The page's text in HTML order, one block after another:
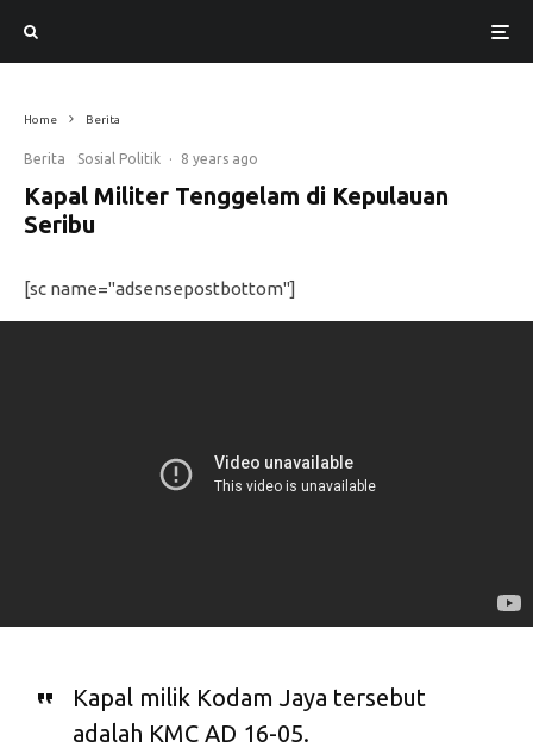
Home Berita
Berita Sosial Politik · 8 years ago
Kapal Militer Tenggelam di Kepulauan
Seribu
[sc name="adsensepostbottom"]
Kapal milik Kodam Jaya tersebut
adalah KMC AD 16-05.